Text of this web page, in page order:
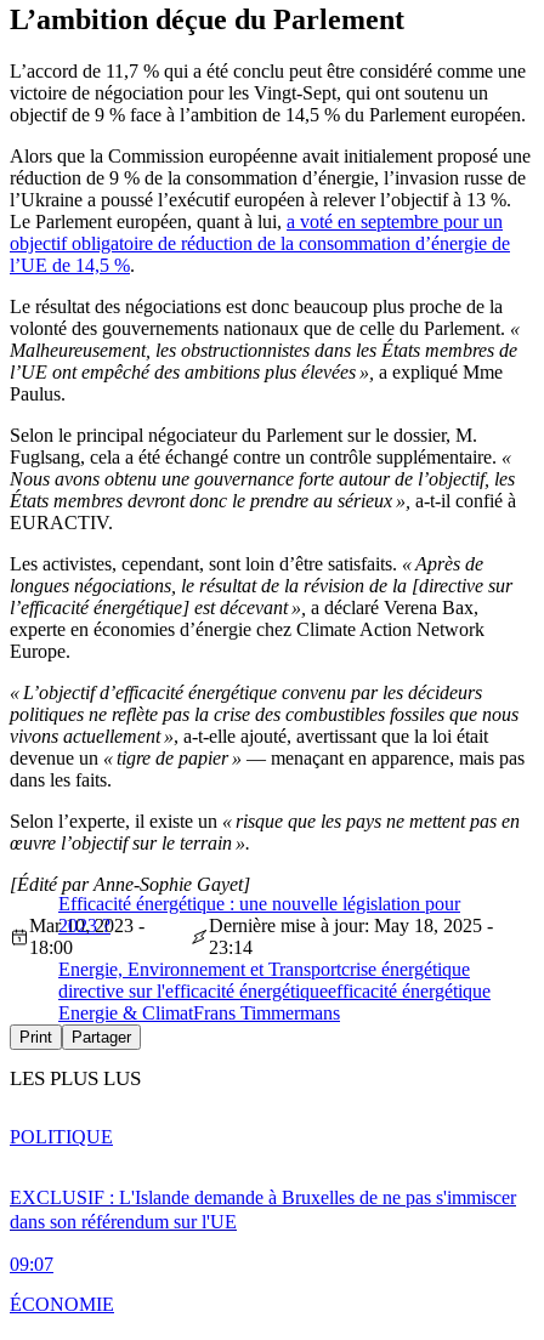
L’ambition déçue du Parlement
L’accord de 11,7 % qui a été conclu peut être considéré comme une
victoire de négociation pour les Vingt-Sept, qui ont soutenu un
objectif de 9 % face à l’ambition de 14,5 % du Parlement européen.
Alors que la Commission européenne avait initialement proposé une
réduction de 9 % de la consommation d’énergie, l’invasion russe de
l’Ukraine a poussé l’exécutif européen à relever l’objectif à 13 %.
Le Parlement européen, quant à lui, a voté en septembre pour un
objectif obligatoire de réduction de la consommation d’énergie de
l’UE de 14,5 %.
Le résultat des négociations est donc beaucoup plus proche de la
volonté des gouvernements nationaux que de celle du Parlement. «
Malheureusement, les obstructionnistes dans les États membres de
l’UE ont empêché des ambitions plus élevées », a expliqué Mme
Paulus.
Selon le principal négociateur du Parlement sur le dossier, M.
Fuglsang, cela a été échangé contre un contrôle supplémentaire. «
Nous avons obtenu une gouvernance forte autour de l’objectif, les
États membres devront donc le prendre au sérieux », a-t-il confié à
EURACTIV.
Les activistes, cependant, sont loin d’être satisfaits. « Après de
longues négociations, le résultat de la révision de la [directive sur
l’efficacité énergétique] est décevant », a déclaré Verena Bax,
experte en économies d’énergie chez Climate Action Network
Europe.
« L’objectif d’efficacité énergétique convenu par les décideurs
politiques ne reflète pas la crise des combustibles fossiles que nous
vivons actuellement », a-t-elle ajouté, avertissant que la loi était
devenue un « tigre de papier » — menaçant en apparence, mais pas
dans les faits.
Selon l’experte, il existe un « risque que les pays ne mettent pas en
œuvre l’objectif sur le terrain ».
Efficacité énergétique : une nouvelle législation pour
2023 ?
[Édité par Anne-Sophie Gayet]
Mar 10, 2023 -
18:00
Dernière mise à jour: May 18, 2025 -
23:14
Energie, Environnement et Transportcrise énergétique
directive sur l'efficacité énergétiqueefficacité énergétique
Energie & ClimatFrans Timmermans
Print Partager
LES PLUS LUS
EXCLUSIF : L'Islande demande à Bruxelles de ne pas s'immiscer
dans son référendum sur l'UE
09:07
POLITIQUE
ÉCONOMIE